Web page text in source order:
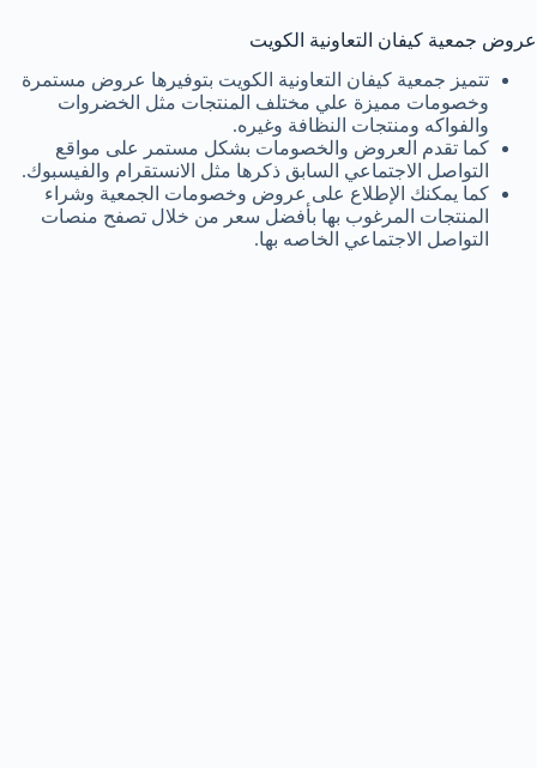
عروض جمعية كيفان التعاونية الكويت
تتميز جمعية كيفان التعاونية الكويت بتوفيرها عروض مستمرة
وخصومات مميزة علي مختلف المنتجات مثل الخضروات
والفواكه ومنتجات النظافة وغيره.
كما تقدم العروض والخصومات بشكل مستمر على مواقع
التواصل الاجتماعي السابق ذكرها مثل الانستقرام والفيسبوك.
كما يمكنك الإطلاع على عروض وخصومات الجمعية وشراء
المنتجات المرغوب بها بأفضل سعر من خلال تصفح منصات
التواصل الاجتماعي الخاصه بها.